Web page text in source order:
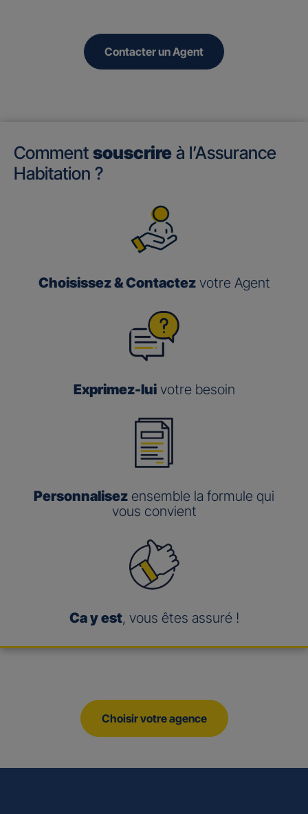
Contacter un Agent
Comment souscrire à l’Assurance
Habitation ?
Choisissez & Contactezvotre Agent
Exprimez-luivotre besoin
Personnalisez ensemble la formule qui
vous convient
Ca y est, vous êtes assuré !
Choisir votre agence